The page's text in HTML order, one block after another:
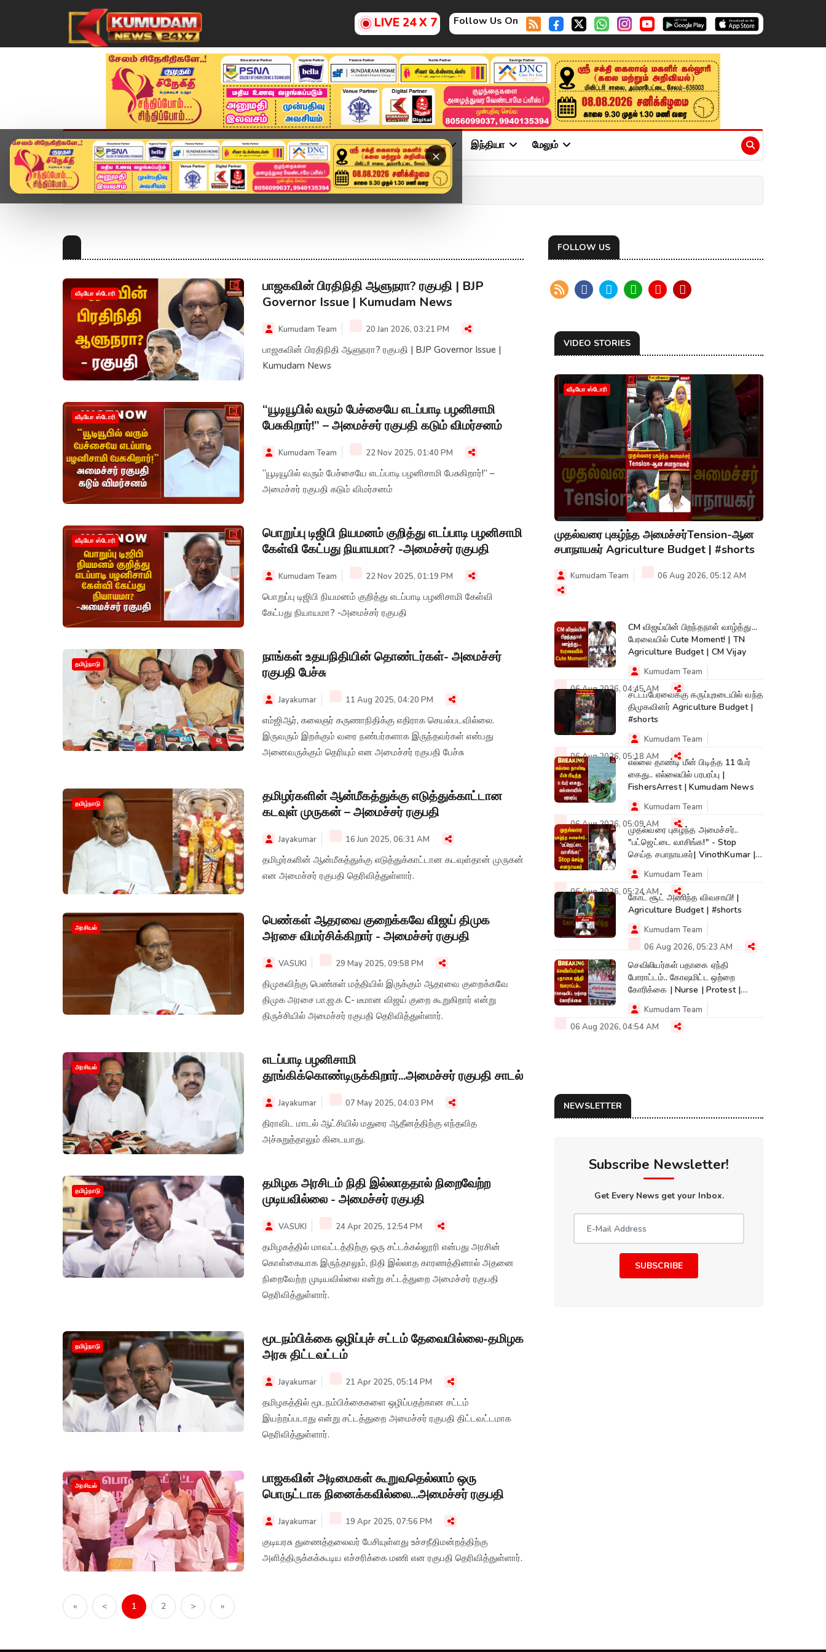
LIVE 24 X 7 Follow Us On
×
முகப்பு விளையாட்டு அண்மை தமிழ்நாடு சினிமா அரசியல் விளையாட்டு இந்தியா மேலும்
Home Topics
வீடியோ ஸ்டோரி
பாஜகவின் பிரதிநிதி ஆளுநரா? ரகுபதி | BJP
Governor Issue | Kumudam News
Kumudam Team 20 Jan 2026, 03:21 PM
பாஜகவின் பிரதிநிதி ஆளுநரா? ரகுபதி | BJP Governor Issue |
Kumudam News
வீடியோ ஸ்டோரி
“யூடியூபில் வரும் பேச்சையே எடப்பாடி பழனிசாமி
பேசுகிறார்!” – அமைச்சர் ரகுபதி கடும் விமர்சனம்
Kumudam Team 22 Nov 2025, 01:40 PM
“யூடியூபில் வரும் பேச்சையே எடப்பாடி பழனிசாமி பேசுகிறார்!” –
அமைச்சர் ரகுபதி கடும் விமர்சனம்
வீடியோ ஸ்டோரி
பொறுப்பு டிஜிபி நியமனம் குறித்து எடப்பாடி பழனிசாமி
கேள்வி கேட்பது நியாயமா? -அமைச்சர் ரகுபதி
Kumudam Team 22 Nov 2025, 01:19 PM
பொறுப்பு டிஜிபி நியமனம் குறித்து எடப்பாடி பழனிசாமி கேள்வி
கேட்பது நியாயமா? -அமைச்சர் ரகுபதி
தமிழ்நாடு
நாங்கள் உதயநிதியின் தொண்டர்கள்- அமைச்சர்
ரகுபதி பேச்சு
Jayakumar 11 Aug 2025, 04:20 PM
எம்ஜிஆர், கலைஞர் கருணாநிதிக்கு எதிராக செயல்படவில்லை.
இருவரும் இறக்கும் வரை நண்பர்களாக இருந்தவர்கள் என்பது
அனைவருக்கும் தெரியும் என அமைச்சர் ரகுபதி பேச்சு
தமிழ்நாடு
தமிழர்களின் ஆன்மீகத்துக்கு எடுத்துக்காட்டான
கடவுள் முருகன் – அமைச்சர் ரகுபதி
Jayakumar 16 Jun 2025, 06:31 AM
தமிழர்களின் ஆன்மீகத்துக்கு எடுத்துக்காட்டான கடவுள்தான் முருகன்
என அமைச்சர் ரகுபதி தெரிவித்துள்ளார்.
அரசியல்
பெண்கள் ஆதரவை குறைக்கவே விஜய் திமுக
அரசை விமர்சிக்கிறார் - அமைச்சர் ரகுபதி
VASUKI 29 May 2025, 09:58 PM
திமுகவிற்கு பெண்கள் மத்தியில் இருக்கும் ஆதரவை குறைக்கவே
திமுக அரசை பா.ஜ.க C- டீமான விஜய் குறை கூறுகிறார் என்று
திருச்சியில் அமைச்சர் ரகுபதி தெரிவித்துள்ளார்.
அரசியல்
எடப்பாடி பழனிசாமி
தூங்கிக்கொண்டிருக்கிறார்...அமைச்சர் ரகுபதி சாடல்
Jayakumar 07 May 2025, 04:03 PM
திராவிட மாடல் ஆட்சியில் மதுரை ஆதீனத்திற்கு எந்தவித
அச்சுறுத்தாலும் கிடையாது.
தமிழ்நாடு
தமிழக அரசிடம் நிதி இல்லாததால் நிறைவேற்ற
முடியவில்லை - அமைச்சர் ரகுபதி
VASUKI 24 Apr 2025, 12:54 PM
தமிழகத்தில் மாவட்டத்திற்கு ஒரு சட்டக்கல்லூரி என்பது அரசின்
கொள்கையாக இருந்தாலும், நிதி இல்லாத காரணத்தினால் அதனை
நிறைவேற்ற முடியவில்லை என்று சட்டத்துறை அமைச்சர் ரகுபதி
தெரிவித்துள்ளார்.
தமிழ்நாடு
மூடநம்பிக்கை ஒழிப்புச் சட்டம் தேவையில்லை-தமிழக
அரசு திட்டவட்டம்
Jayakumar 21 Apr 2025, 05:14 PM
தமிழகத்தில் மூடநம்பிக்கைகளை ஒழிப்பதற்கான சட்டம்
இயற்றப்படாது என்று சட்டத்துறை அமைச்சர் ரகுபதி திட்டவட்டமாக
தெரிவித்துள்ளார்.
அரசியல்
பாஜகவின் அடிமைகள் கூறுவதெல்லாம் ஒரு
பொருட்டாக நினைக்கவில்லை...அமைச்சர் ரகுபதி
Jayakumar 19 Apr 2025, 07:56 PM
குடியரசு துணைத்தலைவர் பேசியுள்ளது உச்சநீதிமன்றத்திற்கு
அளித்திருக்கக்கூடிய எச்சரிக்கை மணி என ரகுபதி தெரிவித்துள்ளார்.
« < 1 2 > »
FOLLOW US
VIDEO STORIES
வீடியோ ஸ்டோரி
முதல்வரை புகழ்ந்த அமைச்சர்Tension-ஆன
சபாநாயகர் Agriculture Budget | #shorts
Kumudam Team 06 Aug 2026, 05:12 AM
CM விஜய்யின் பிறந்தநாள் வாழ்த்து...
பேரவையில் Cute Moment! | TN
Agriculture Budget | CM Vijay
Kumudam Team
06 Aug 2026, 04:45 AMசட்டப்பேரவைக்கு கருப்புஉடையில் வந்த
திமுகவினர் Agriculture Budget |
#shorts
Kumudam Team
06 Aug 2026, 05:18 AMஎல்லை தாண்டி மீன் பிடித்த 11 பேர்
கைது.. எல்லையில் பரபரப்பு |
FishersArrest | Kumudam News
Kumudam Team
06 Aug 2026, 05:09 AMமுதல்வரை புகழ்ந்த அமைச்சர்..
"பட்ஜெட்டை வாசிங்க!" - Stop
செய்த சபாநாயகர்| VinothKumar |
Kumudam News
Kumudam Team
06 Aug 2026, 05:24 AMகோட் சூட் அணிந்த விவசாயி! |
Agriculture Budget | #shorts
Kumudam Team
06 Aug 2026, 05:23 AM
செவிலியர்கள் பதாகை ஏந்தி
போராட்டம்.. கோஷமிட்ட ஒற்றை
கோரிக்கை | Nurse | Protest |
Kumudam News
Kumudam Team
06 Aug 2026, 04:54 AM
NEWSLETTER
Subscribe Newsletter!
Get Every News get your Inbox.
SUBSCRIBE